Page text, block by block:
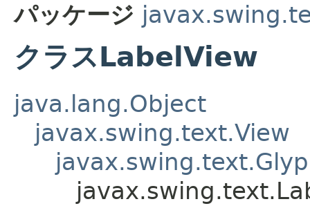
パッケージ
クラスLabelView
java.lang.Object
javax.swing.text.View